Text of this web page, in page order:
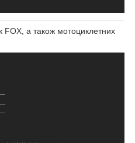
FOX, а також мотоциклетних